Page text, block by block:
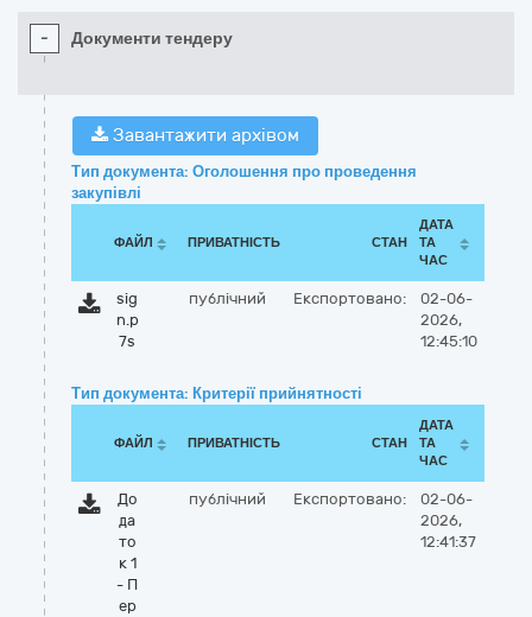
- Документи тендеру
Завантажити архівом
Тип документа: Оголошення про проведення
закупівлі
ФАЙЛ ПРИВАТНІСТЬ СТАН
ДАТА
ТА
ЧАС
sig
n.p
7s
публічний Експортовано:
02-06-
2026,
12:45:10
Тип документа: Критерії прийнятності
ФАЙЛ ПРИВАТНІСТЬ СТАН
ДАТА
ТА
ЧАС
До
да
то
к 1
- П
ер
публічний Експортовано:
02-06-
2026,
12:41:37